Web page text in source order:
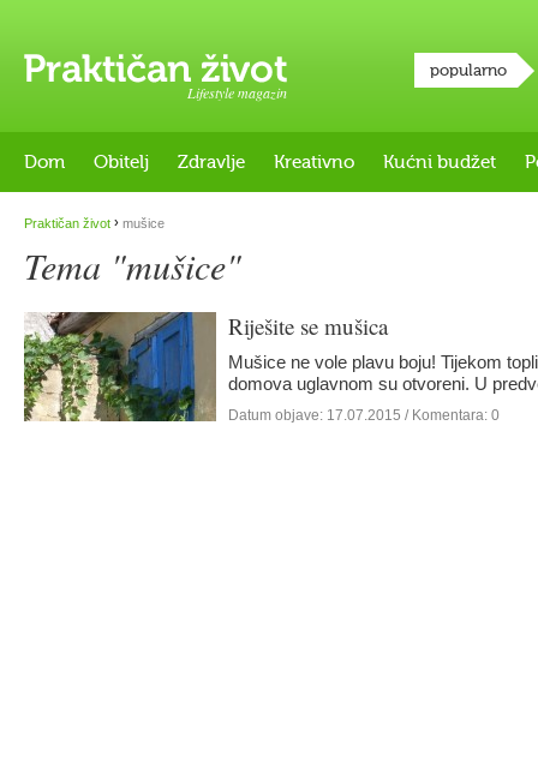
Lifestyle magazin
popularno
Dom Obitelj Zdravlje Kreativno Kućni budžet
Praktičan život › mušice
Tema "mušice"
Riješite se mušica
Mušice ne vole plavu boju! Tijekom
domova uglavnom su otvoreni. U
Datum objave: 17.07.2015 / Komentara: 0